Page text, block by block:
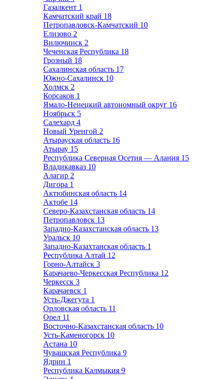
Газалкент 1
Камчатский край 18
Петропавловск-Камчатский 10
Елизово 2
Вилючинск 2
Чеченская Республика 18
Грозный 18
Сахалинская область 17
Южно-Сахалинск 10
Холмск 2
Корсаков 1
Ямало-Ненецкий автономный округ 16
Ноябрьск 5
Салехард 4
Новый Уренгой 2
Атырауская область 16
Атырау 15
Республика Северная Осетия — Алания 15
Владикавказ 10
Алагир 2
Дигора 1
Актюбинская область 14
Актобе 14
Северо-Казахстанская область 14
Петропавловск 13
Западно-Казахстанская область 13
Уральск 10
Западно-Казахтанская область 1
Республика Алтай 12
Горно-Алтайск 3
Карачаево-Черкесская Республика 12
Черкесск 3
Карачаевск 1
Усть-Джегута 1
Орловская область 11
Орел 11
Восточно-Казахстанская область 10
Усть-Каменогорск 10
Астана 10
Чувашская Республика 9
Ядрин 1
Республика Калмыкия 9